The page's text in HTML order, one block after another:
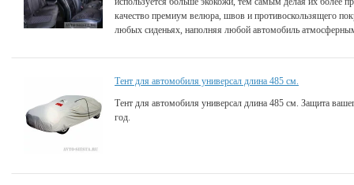
качество премиум велюра, швов и противоскользящего
любых сиденьях, наполняя любой автомобиль
Тент для автомобиля универсал длина 485 см.
Тент для автомобиля универсал длина 485 см. Защита
год.